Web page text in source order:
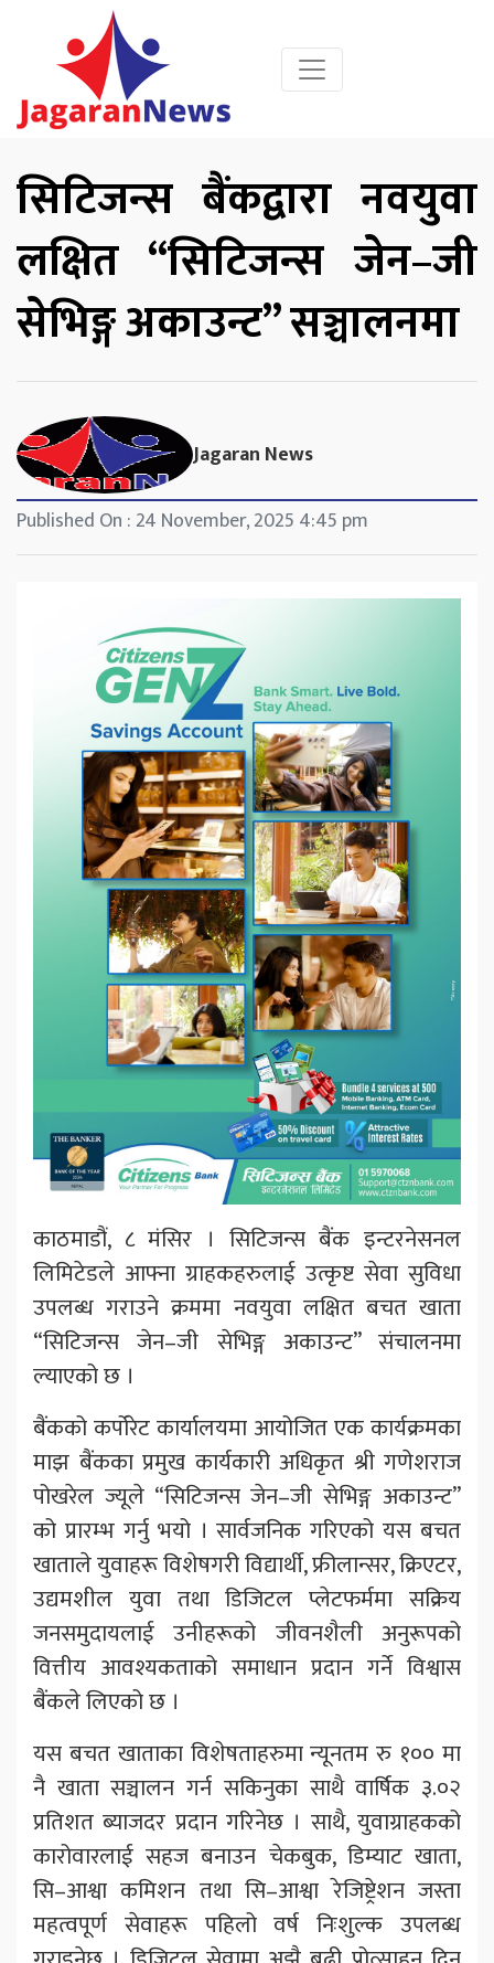
सिटिजन्स बैंकद्वारा नवयुवा
लक्षित “सिटिजन्स जेन–जी
सेभिङ्ग अकाउन्ट” सञ्चालनमा
Jagaran News
Published On : 24 November, 2025 4:45 pm
काठमाडौं, ८ मंसिर । सिटिजन्स बैंक इन्टरनेसनल
लिमिटेडले आफ्ना ग्राहकहरुलाई उत्कृष्ट सेवा सुविधा
उपलब्ध गराउने क्रममा नवयुवा लक्षित बचत खाता
“सिटिजन्स जेन–जी सेभिङ्ग अकाउन्ट” संचालनमा
ल्याएको छ ।
बैंकको कर्पोरेट कार्यालयमा आयोजित एक कार्यक्रमका
माझ बैंकका प्रमुख कार्यकारी अधिकृत श्री गणेशराज
पोखरेल ज्यूले “सिटिजन्स जेन–जी सेभिङ्ग अकाउन्ट”
को प्रारम्भ गर्नु भयो । सार्वजनिक गरिएको यस बचत
खाताले युवाहरू विशेषगरी विद्यार्थी, फ्रीलान्सर, क्रिएटर,
उद्यमशील युवा तथा डिजिटल प्लेटफर्ममा सक्रिय
जनसमुदायलाई उनीहरूको जीवनशैली अनुरूपको
वित्तीय आवश्यकताको समाधान प्रदान गर्ने विश्वास
बैंकले लिएको छ ।
यस बचत खाताका विशेषताहरुमा न्यूनतम रु १०० मा
नै खाता सञ्चालन गर्न सकिनुका साथै वार्षिक ३.०२
प्रतिशत ब्याजदर प्रदान गरिनेछ । साथै, युवाग्राहकको
कारोवारलाई सहज बनाउन चेकबुक, डिम्याट खाता,
सि–आश्वा कमिशन तथा सि–आश्वा रेजिष्ट्रेशन जस्ता
महत्वपूर्ण सेवाहरू पहिलो वर्ष निःशुल्क उपलब्ध